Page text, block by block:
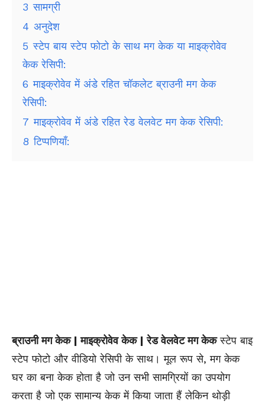
3 सामग्री
4 अनुदेश
5 स्टेप बाय स्टेप फोटो के साथ मग केक या माइक्रोवेव
केक रेसिपी:
6 माइक्रोवेव में अंडे रहित चॉकलेट ब्राउनी मग केक
रेसिपी:
7 माइक्रोवेव में अंडे रहित रेड वेलवेट मग केक रेसिपी:
8 टिप्पणियाँ:
ब्राउनी मग केक | माइक्रोवेव केक | रेड वेलवेट मग केकस्टेप बाइ
स्टेप फोटो और वीडियो रेसिपी के साथ। मूल रूप से, मग केक
घर का बना केक होता है जो उन सभी सामग्रियों का उपयोग
करता है जो एक सामान्य केक में किया जाता हैं लेकिन थोड़ी